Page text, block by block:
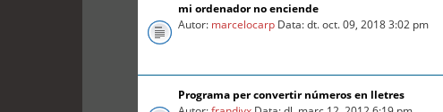
mi ordenador no enciende
Autor: marcelocarp Data: dt. oct. 09, 2018 3:02 pm
Programa per convertir números en lletres